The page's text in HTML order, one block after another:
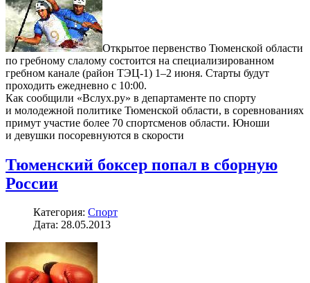
Открытое первенство Тюменской области
по гребному слалому состоится на специализированном
гребном канале (район ТЭЦ-1) 1–2 июня. Старты будут
проходить ежедневно с 10:00.
Как сообщили «Вслух.ру» в департаменте по спорту
и молодежной политике Тюменской области, в соревнованиях
примут участие более 70 спортсменов области. Юноши
и девушки посоревнуются в скорости
Тюменский боксер попал в сборную
России
Категория: Спорт
Дата: 28.05.2013